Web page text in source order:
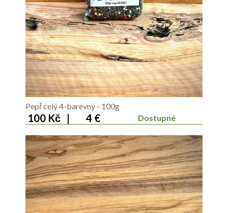
Pepř celý 4-barevný - 100g
100 Kč | 4 € Dostupné